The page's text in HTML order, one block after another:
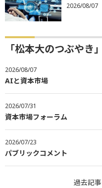
2026/08/07
「松本大のつぶやき
2026/08/07
AIと資本市場
2026/07/31
資本市場フォーラム
2026/07/23
パブリックコメント
過去記